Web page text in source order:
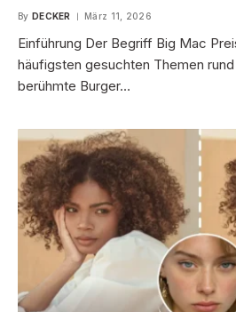
By DECKER März 11, 2026
Einführung Der Begriff Big Mac
häufigsten gesuchten Themen
berühmte Burger…